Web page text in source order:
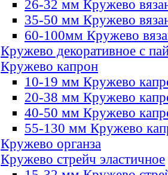
26-32 мм Кружево
35-50 мм Кружево
60-100мм Кружево
Кружево декоративное с
Кружево капрон
10-19 мм Кружево
20-38 мм Кружево
40-50 мм Кружево
55-130 мм Кружево
Кружево органза
Кружево стрейч эластичное